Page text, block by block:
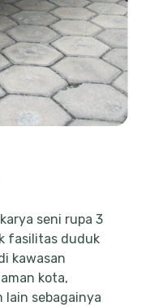
seni rupa 3
fasilitas duduk
kawasan
kota,
lain sebagainya